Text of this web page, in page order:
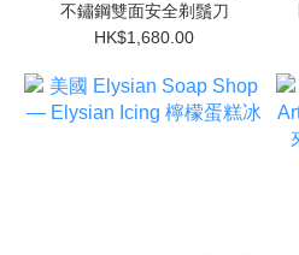
不鏽鋼雙面安全剃鬚刀
HK$1,680.00